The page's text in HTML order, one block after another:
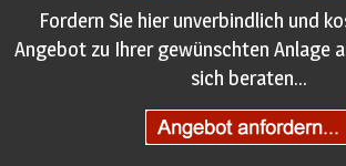
Fordern Sie hier unverbindlich und
Angebot zu Ihrer gewünschten Anlage
sich beraten...